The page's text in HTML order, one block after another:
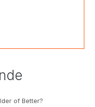
of Better?